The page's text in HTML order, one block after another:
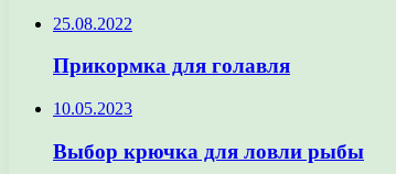
25.08.2022
Прикормка для голавля
10.05.2023
Выбор крючка для ловли рыбы